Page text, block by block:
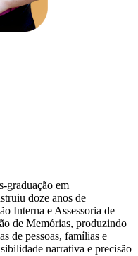
graduação em
doze anos de
Interna e Assessoria de
de Memórias, produzindo
de pessoas, famílias e
narrativa e precisão